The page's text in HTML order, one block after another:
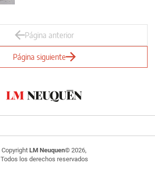
Página anterior
Página siguiente
Copyright LM Neuquen© 2026,
Todos los derechos reservados